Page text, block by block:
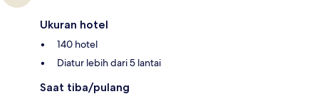
Ukuran hotel
140 hotel
Diatur lebih dari 5 lantai
Saat tiba/pulang